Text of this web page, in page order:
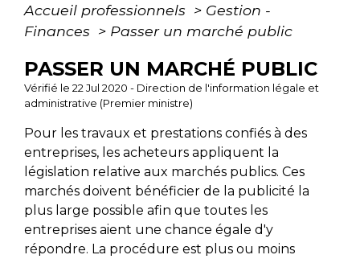
Accueil professionnels > Gestion -
Finances > Passer un marché public
PASSER UN MARCHÉ PUBLIC
Vérifié le 22 Jul 2020 - Direction de l'information légale et
administrative (Premier ministre)
Pour les travaux et prestations confiés à des
entreprises, les acheteurs appliquent la
législation relative aux marchés publics. Ces
marchés doivent bénéficier de la publicité la
plus large possible afin que toutes les
entreprises aient une chance égale d'y
répondre. La procédure est plus ou moins